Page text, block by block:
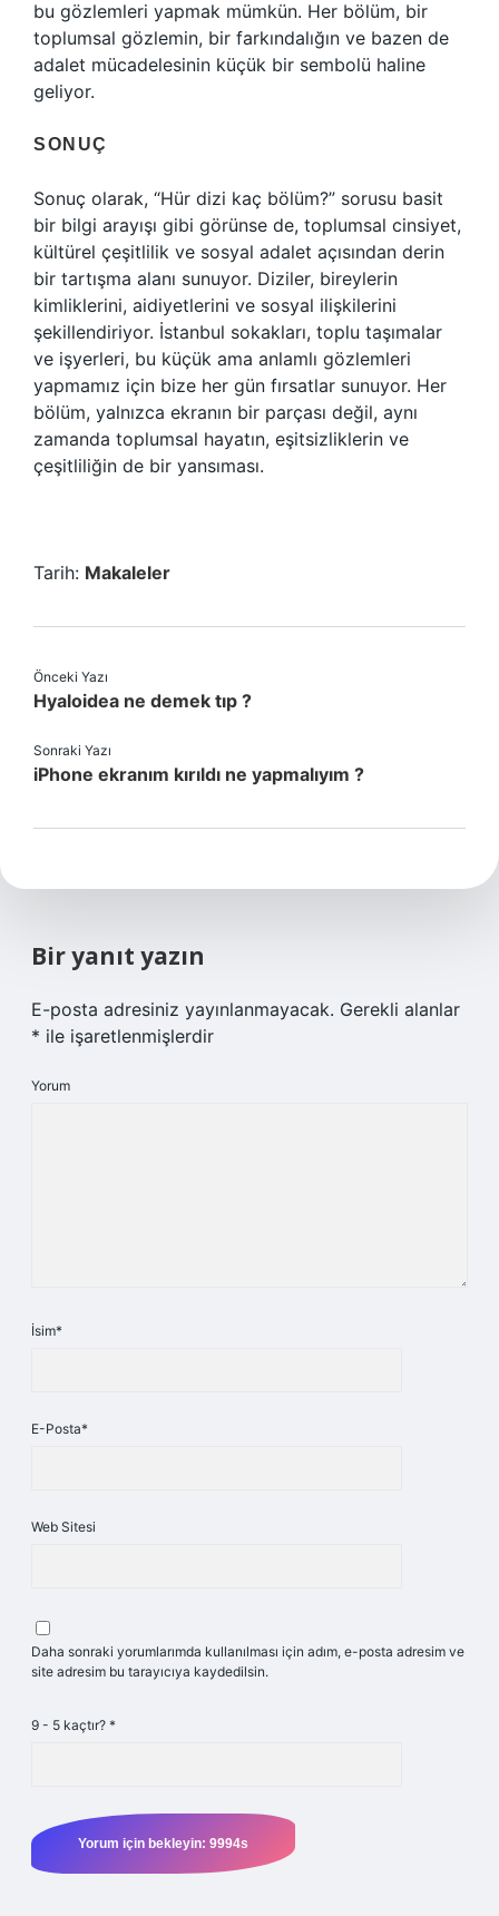
bu gözlemleri yapmak mümkün. Her bölüm, bir
toplumsal gözlemin, bir farkındalığın ve bazen de
adalet mücadelesinin küçük bir sembolü haline
geliyor.
SONUÇ
Sonuç olarak, “Hür dizi kaç bölüm?” sorusu basit
bir bilgi arayışı gibi görünse de, toplumsal cinsiyet,
kültürel çeşitlilik ve sosyal adalet açısından derin
bir tartışma alanı sunuyor. Diziler, bireylerin
kimliklerini, aidiyetlerini ve sosyal ilişkilerini
şekillendiriyor. İstanbul sokakları, toplu taşımalar
ve işyerleri, bu küçük ama anlamlı gözlemleri
yapmamız için bize her gün fırsatlar sunuyor. Her
bölüm, yalnızca ekranın bir parçası değil, aynı
zamanda toplumsal hayatın, eşitsizliklerin ve
çeşitliliğin de bir yansıması.
Tarih: Makaleler
Önceki Yazı
Hyaloidea ne demek tıp ?
Sonraki Yazı
iPhone ekranım kırıldı ne yapmalıyım ?
Bir yanıt yazın
E-posta adresiniz yayınlanmayacak. Gerekli alanlar
* ile işaretlenmişlerdir
Yorum
İsim*
E-Posta*
Web Sitesi
Daha sonraki yorumlarımda kullanılması için adım, e-posta adresim ve
site adresim bu tarayıcıya kaydedilsin.
9 - 5 kaçtır? *